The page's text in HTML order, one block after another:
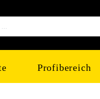
Profibereich